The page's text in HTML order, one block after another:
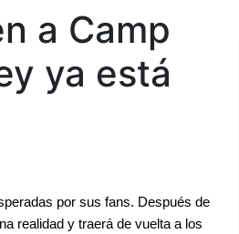
a Camp
ya está
por sus fans. Después de
realidad y traerá de vuelta a los